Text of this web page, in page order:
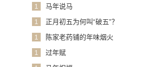
1
马年说马
1
正月初五为何叫“破五”？
1
陈家老药铺的年味烟火
1
过年赋